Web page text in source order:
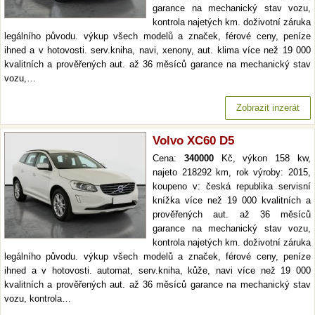
garance na mechanický stav vozu,
kontrola najetých km. doživotní záruka
legálního původu. výkup všech modelů a značek, férové ceny, peníze
ihned a v hotovosti. serv.kniha, navi, xenony, aut. klima více než 19 000
kvalitních a prověřených aut. až 36 měsíců garance na mechanický stav
vozu,…
Zobrazit inzerát
Volvo XC60 D5
Cena: 340000Kč, výkon 158 kw,
najeto 218292 km, rok výroby: 2015,
koupeno v: česká republika servisní
knížka více než 19 000 kvalitních a
prověřených aut. až 36 měsíců
garance na mechanický stav vozu,
kontrola najetých km. doživotní záruka
legálního původu. výkup všech modelů a značek, férové ceny, peníze
ihned a v hotovosti. automat, serv.kniha, kůže, navi více než 19 000
kvalitních a prověřených aut. až 36 měsíců garance na mechanický stav
vozu, kontrola…